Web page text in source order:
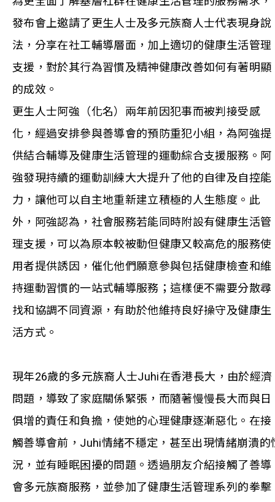
發布會上邀請了更生人士及多元族裔人士代表現身說
法，分享在社工輔導層面，加上適切的健康生活管理
支援，對於其行為習慣及精神健康改善如何有著明顯
的成效。
更生人士阿強（化名）兩年前因犯事而被判接受感
化，經過安排參與善導會的預防重犯小組，為阿強提
供結合輔導及健康生活管理的運動綜合支援服務。阿
強發現持續的運動訓練大大提升了他的自律及自控能
力，讓他可以自主地重新建立積極的人生態度。此
外，阿強認為，社會服務若能同時附設有健康生活管
理支援，可以為原本較被動但健康又較高危的服務使
用者提供誘因，催化他們願意參與包括健康檢查和維
持運動習慣的一站式輔導服務；這樣便不需要分散尋
找和協調不同資源，有助於他維持良好操守及健康生
活方式。
現年26歲的多元族裔人士Juhi在香港長大，由於經濟
問題，導致了家庭關係緊張，而隨著慢慢長大而與日
俱增的責任和負擔，使她的心理健康逐漸惡化。在接
觸善導會前，Juhi情緒不穩定，甚至出現情緒崩潰的
況，並有睡眠困擾的問題。透過朋友介紹接觸了善導
會多元族裔服務，並參加了健康生活管理系列的拳擊